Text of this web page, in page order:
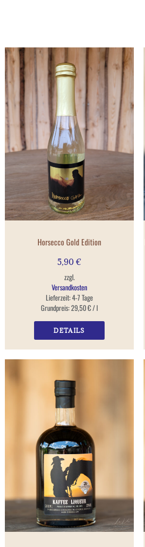
Horsecco Gold Edition
5,90 €
zzgl.
Versandkosten
Lieferzeit:4-7 Tage
Grundpreis:29,50€/l
DETAILS